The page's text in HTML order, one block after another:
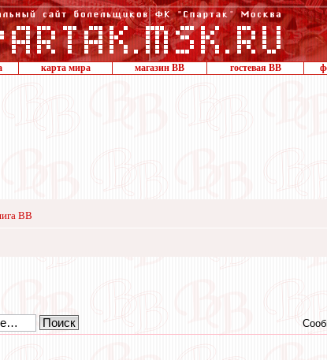
карта мира магазин ВВ гостевая ВВ
ВВ